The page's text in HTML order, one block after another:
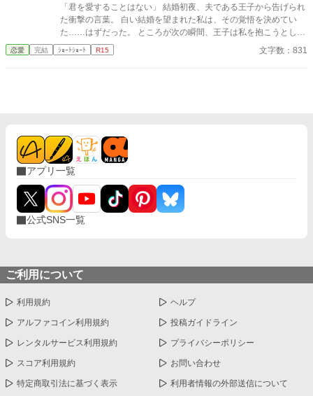
「君を愛することはない」 結婚初夜、夫である王子から告げられ
た衝撃の言葉。 白い結婚を望まれた私は、その覚悟を決めてい
た……はずだった。 ところが次の瞬間、王子は私を抱こうとして
くる。 「待ってください！ あなた、私を愛さないと言いました
よね？」 愛するつもりはないのに、なぜ身体の関係だけ求めるの
恋愛 完結 ｼｮｰﾄｼｮｰﾄ R15 文字数：831
アプリ一覧
公式SNS一覧
ご利用について
利用規約 ヘルプ
アルファコイン利用規約 投稿ガイドライン
レンタルサービス利用規約 プライバシーポリシー
スコア利用規約 お問い合わせ
特定商取引法に基づく表示 利用者情報の外部送信について